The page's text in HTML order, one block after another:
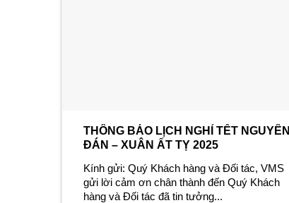
THÔNG BÁO LỊCH NGHỈ TẾT NGUYÊN
ĐÁN – XUÂN ẤT TỴ 2025
Kính gửi: Quý Khách hàng và Đối tác, VMS
gửi lời cảm ơn chân thành đến Quý Khách
hàng và Đối tác đã tin tưởng...